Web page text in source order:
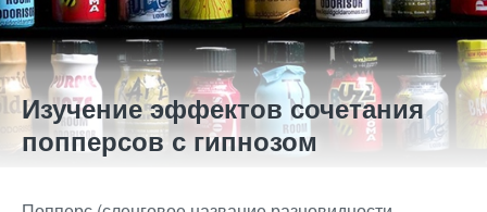
Изучение эффектов сочетания
попперсов с гипнозом